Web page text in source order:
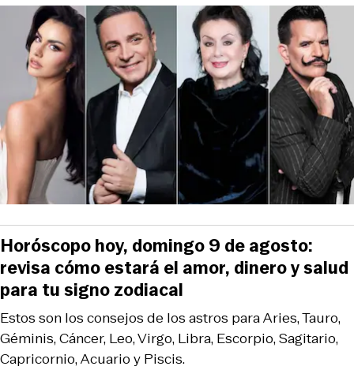
Estos son los consejos de los astros para Aries, Tauro,
Géminis, Cáncer, Leo, Virgo, Libra, Escorpio, Sagitario,
Capricornio, Acuario y Piscis.
Horóscopo hoy, domingo 9 de agosto:
revisa cómo estará el amor, dinero y salud
para tu signo zodiacal